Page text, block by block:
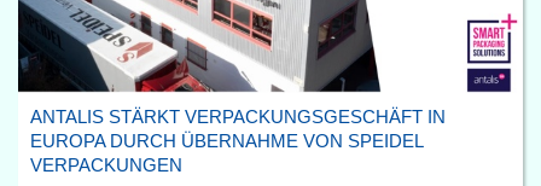
ANTALIS STÄRKT VERPACKUNGSGESCHÄFT IN
EUROPA DURCH ÜBERNAHME VON SPEIDEL
VERPACKUNGEN